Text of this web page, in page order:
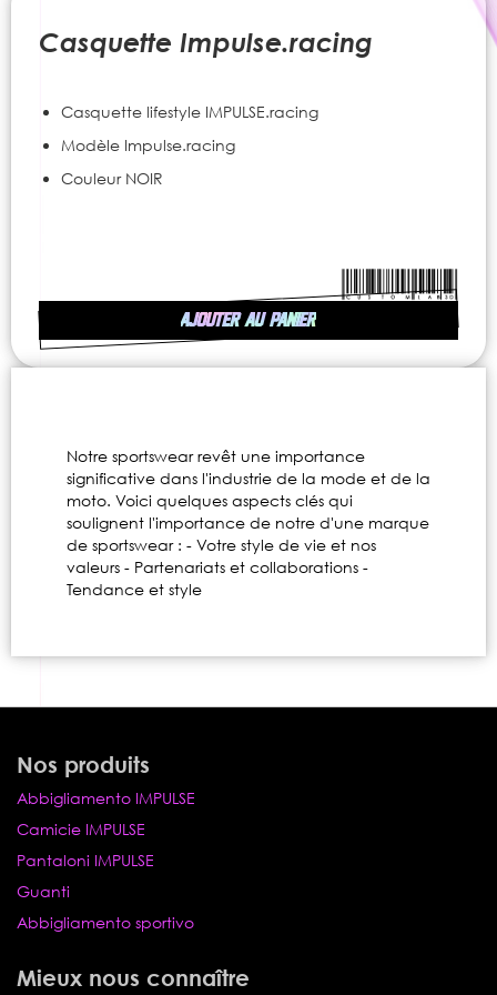
Casquette Impulse.racing
Casquette lifestyle IMPULSE.racing
Modèle Impulse.racing
Couleur NOIR
AJOUTER AU PANIER
beginning
images
gallery
Notre sportswear revêt une importance
significative dans l'industrie de la mode et de la
moto. Voici quelques aspects clés qui
soulignent l'importance de notre d'une marque
de sportswear : - Votre style de vie et nos
valeurs - Partenariats et collaborations -
Tendance et style
Nos produits
Abbigliamento IMPULSE
Camicie IMPULSE
Pantaloni IMPULSE
Guanti
Abbigliamento sportivo
Mieux nous connaître